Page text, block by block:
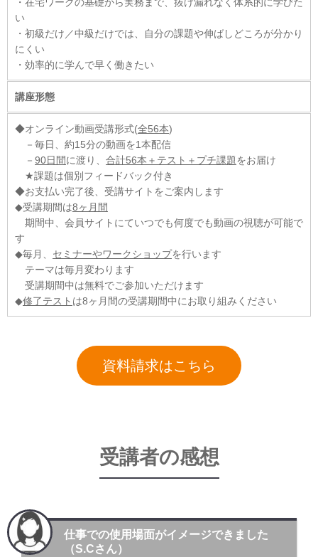
い
・初級だけ／中級だけでは、自分の課題や伸ばしどころが分かり
にくい
・効率的に学んで早く働きたい
講座形態
◆オンライン動画受講形式(全56本)
－毎日、約15分の動画を1本配信
－ 90日間に渡り、 合計56本＋テスト＋プチ課題をお届け
★課題は個別フィードバック付き
◆お支払い完了後、受講サイトをご案内します
◆受講期間は8ヶ月間
期間中、会員サイトにていつでも何度でも動画の視聴が可能で
す
◆毎月、 セミナーやワークショップを行います
テーマは毎月変わります
受講期間中は無料でご参加いただけます
◆修了テスト は8ヶ月間の受講期間中にお取り組みください
資料請求はこちら
受講者の感想
仕事での使用場面がイメージできました
（S.Cさん）